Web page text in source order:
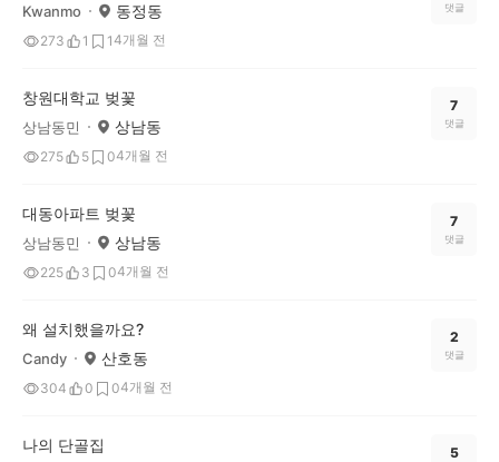
Kwanmo 동정동
273 1 14개월 전
댓글
창원대학교 벚꽃
상남동민 상남동
275 5 04개월 전
7
댓글
대동아파트 벚꽃
상남동민 상남동
225 3 04개월 전
7
댓글
왜 설치했을까요?
Candy 산호동
304 0 04개월 전
2
댓글
나의 단골집 5